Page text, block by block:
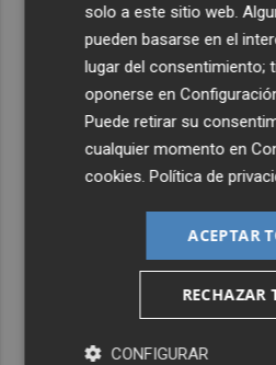
solo a este sitio web.
pueden basarse en el
lugar del consentimiento;
oponerse en
Puede retirar su
cualquier momento en
cookies .Política de
ACEPTAR
RECHAZAR
CONFIGURAR